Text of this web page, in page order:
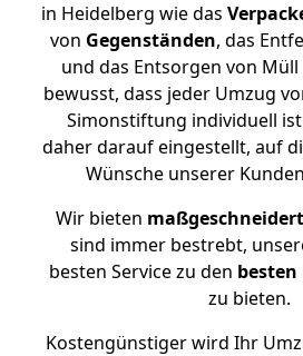
in Heidelberg wie das
von Gegenständen, das
und das Entsorgen von
bewusst, dass jeder Umzug
Simonstiftung individuell
daher darauf eingestellt, auf
Wünsche unserer
Wir bieten
sind immer bestrebt,
besten Service zu den besten
zu bieten.
Kostengünstiger wird Ihr